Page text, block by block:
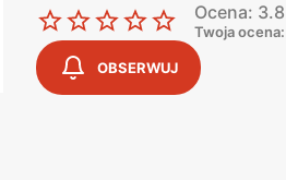
Ocena:
Twoja
OBSERWUJ